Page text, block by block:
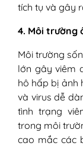
tích tụ và gây
4. Môi trường
Môi trường
lớn gây viêm
hô hấp bị ảnh
và virus dễ
tình trạng
trong môi
cao mắc các